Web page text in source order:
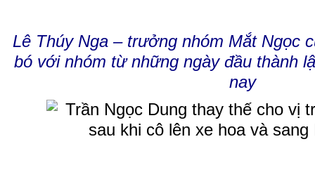
Lê Thúy Nga – trưởng nhóm Mắt Ngọc
bó với nhóm từ những ngày đầu thành
nay